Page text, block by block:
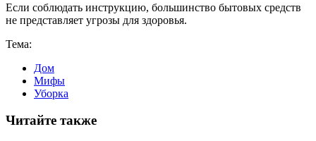
Если соблюдать инструкцию, большинство бытовых средств
не представляет угрозы для здоровья.
Тема:
Дом
Мифы
Уборка
Читайте также